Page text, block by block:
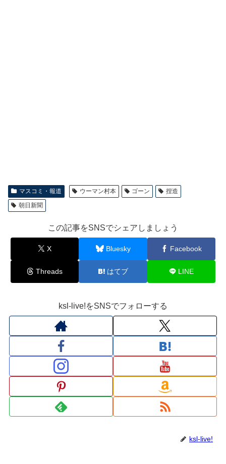
マスコミ・報道 ウーマン村本 ゴーン
捏造
朝日新聞
この記事をSNSでシェアしましょう
X Bluesky Facebook
Threads はてブ LINE
ksl-live!をSNSでフォローする
ksl-live!